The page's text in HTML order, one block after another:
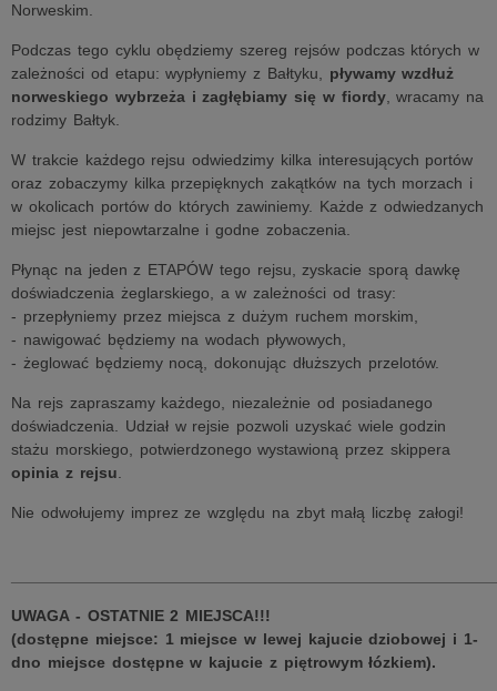
Norweskim.
Podczas tego cyklu obędziemy szereg rejsów podczas których w
zależności od etapu: wypłyniemy z Bałtyku, pływamy wzdłuż
norweskiego wybrzeża i zagłębiamy się w fiordy, wracamy na
rodzimy Bałtyk.
W trakcie każdego rejsu odwiedzimy kilka interesujących portów
oraz zobaczymy kilka przepięknych zakątków na tych morzach i
w okolicach portów do których zawiniemy. Każde z odwiedzanych
miejsc jest niepowtarzalne i godne zobaczenia.
Płynąc na jeden z ETAPÓW tego rejsu, zyskacie sporą dawkę
doświadczenia żeglarskiego, a w zależności od trasy:
- przepłyniemy przez miejsca z dużym ruchem morskim,
- nawigować będziemy na wodach pływowych,
- żeglować będziemy nocą, dokonując dłuższych przelotów.
Na rejs zapraszamy każdego, niezależnie od posiadanego
doświadczenia. Udział w rejsie pozwoli uzyskać wiele godzin
stażu morskiego, potwierdzonego wystawioną przez skippera
opinia z rejsu
Nie odwołujemy imprez ze względu na zbyt małą liczbę załogi!
UWAGA - OSTATNIE 2 MIEJSCA!!!
(dostępne miejsce: 1 miejsce w lewej kajucie dziobowej i 1-
dno miejsce dostępne w kajucie z piętrowym łózkiem).